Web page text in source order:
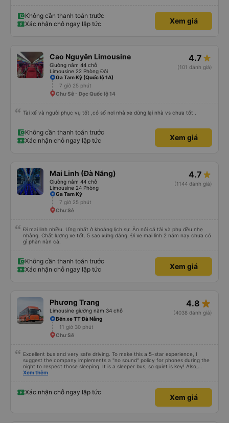
gặp. Chúng tôi rất khuyến khích sử dụng dịch vụ vận chuyển của Thai Son.
Không cần thanh toán trước
Xác nhận chỗ ngay lập tức
Xem giá
Cao Nguyên Limousine
Giường nằm 44 chỗ
Limousine 22 Phòng Đôi
4.7
(101 đánh giá)
Ga Tam Kỳ (Quốc lộ 1A)
7 giờ 25 phút
Chư Sê - Dọc Quốc lộ 14
Tài xế và người phục vụ tốt ,có số nơi nhà xe dừng lại nhà vs chưa tốt .
Không cần thanh toán trước
Xác nhận chỗ ngay lập tức
Xem giá
Mai Linh (Đà Nẵng)
Giường nằm 44 chỗ
Limousine 24 Phòng
4.7
(1144 đánh giá)
Ga Tam Kỳ
7 giờ 25 phút
Chư Sê
Đi mai linh nhiều. Ưng nhất ở khoảng lịch sự. Ăn nói cả tài và phụ đều nhẹ
nhàng. Chất lượng xe tốt. 5 sao xứng đáng. Đi xe mai linh 2 năm nay chưa có
gì phàn nàn cả.
Không cần thanh toán trước
Xác nhận chỗ ngay lập tức
Xem giá
Phương Trang
Limousine giường nằm 34 chỗ
4.8 star_rate
(4038 đánh giá)
Bến xe TT Đà Nẵng
11 giờ 30 phút
Chư Sê
Excellent bus and very safe driving. To make this a 5-star experience, I
suggest the company implements a "no sound" policy for phones during the
night to respect those sleeping. It is a sleeper bus, so quiet is key! Also,
please display the Wi-Fi password clearly inside the cabin for convenience. I
quy định rõ ràng về việc giữ im lặng (tắt âm thanh điện thoại) vào ban đêm
để tránh làm phiền hành khách khác ngủ. Ngoài ra, nhà xe nên dán sẵn mật
khẩu Wi-Fi trong xe để hành khách dễ dàng sử dụng. Tôi vẫn sẽ tiếp tục ủng
Xem thêm
Xác nhận chỗ ngay lập tức
Xem giá